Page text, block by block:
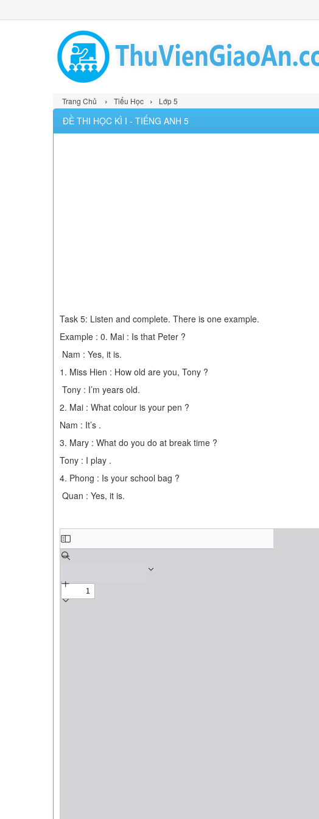
Trang Chủ › Tiểu Học › Lớp 5
ĐỀ THI HỌC KÌ I - TIẾNG ANH 5
Task 5: Listen and complete. There is one example.
Example : 0. Mai : Is that Peter ?
Nam : Yes, it is.
1. Miss Hien : How old are you, Tony ?
Tony : I’m years old.
2. Mai : What colour is your pen ?
Nam : It’s .
3. Mary : What do you do at break time ?
Tony : I play .
4. Phong : Is your school bag ?
Quan : Yes, it is.